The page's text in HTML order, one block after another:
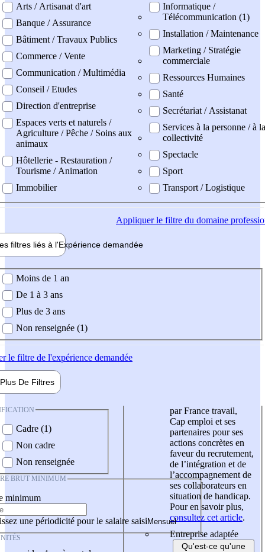
Arts / Artisanat d'art
Banque / Assurance
Bâtiment / Travaux Publics
Commerce / Vente
Communication / Multimédia
Conseil / Etudes
Direction d'entreprise
Espaces verts et naturels /
Agriculture / Pêche / Soins aux
animaux
Hôtellerie - Restauration /
Tourisme / Animation
Immobilier
Informatique /
Télécommunication (1)
Installation / Maintenance
Marketing / Stratégie
commerciale
Ressources Humaines
Santé
Secrétariat / Assistanat
Services à la personne / à la
collectivité
Spectacle
Sport
Transport / Logistique
Appliquerle filtre du domaine
filtres liés à l'Expérience demandée
demandée
Moins de 1 an
De 1 à 3 ans
Plus de 3 ans
Non renseignée (1)
le filtre de l'expérience demandée
Plus De Filtres
Cadre (1)
Non cadre
Non renseignée
BRUT MINIMUM
minimum
une périodicité pour le salaire saisi
par France travail,
Cap emploi et ses
partenaires pour ses
actions concrètes en
faveur du recrutement,
de l’intégration et de
l’accompagnement de
ses collaborateurs en
situation de handicap.
Pour en savoir plus,
consultez cet article.
Entreprise adaptée
Qu'est-ce qu'une